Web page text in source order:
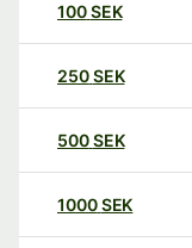
100SEK
250SEK
500SEK
1000SEK